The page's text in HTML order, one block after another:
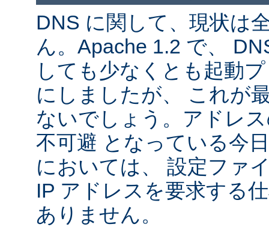
DNS に関して、現状は
ん。Apache 1.2 で、
しても少なくとも起動
にしましたが、 これが
ないでしょう。アドレ
不可避 となっている今
においては、 設定ファ
IP アドレスを要求する
ありません。